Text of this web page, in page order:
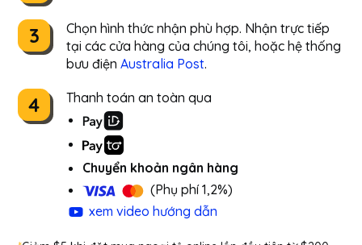
3
Chọn hình thức nhận phù hợp. Nhận trực tiếp
tại các cửa hàng của chúng tôi, hoặc hệ thống
bưu điệnAustralia Post.
4 Thanh toán an toàn qua
Chuyển khoản ngân hàng
(Phụ phí 1,2%)
xem video hướng dẫn